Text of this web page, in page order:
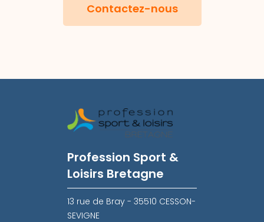
Contactez-nous
Profession Sport &
Loisirs Bretagne
13 rue de Bray - 35510 CESSON-
SEVIGNE